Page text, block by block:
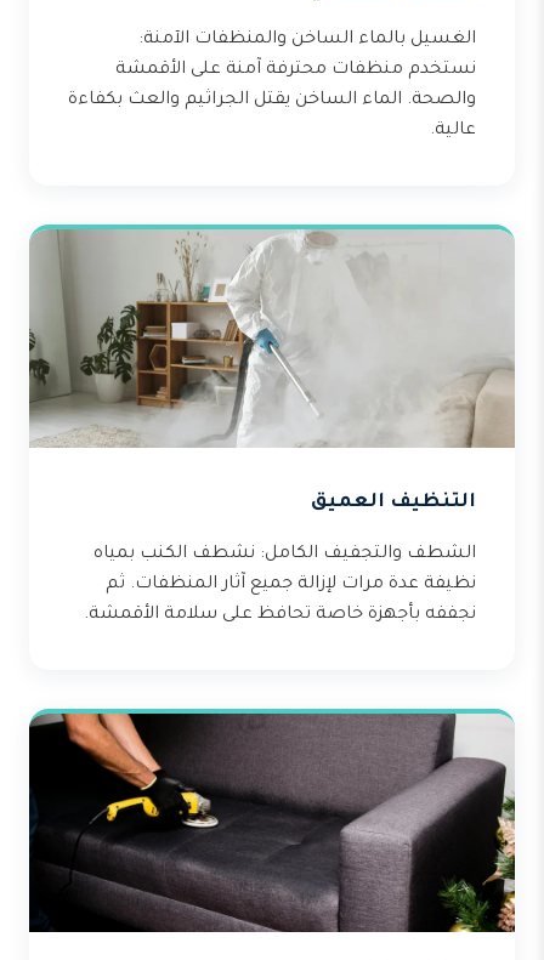
الغسيل بالماء الساخن والمنظفات الآمنة:
نستخدم منظفات محترفة آمنة على الأقمشة
والصحة. الماء الساخن يقتل الجراثيم والعث بكفاءة
عالية.
التنظيف العميق
الشطف والتجفيف الكامل: نشطف الكنب بمياه
نظيفة عدة مرات لإزالة جميع آثار المنظفات. ثم
نجففه بأجهزة خاصة تحافظ على سلامة الأقمشة.